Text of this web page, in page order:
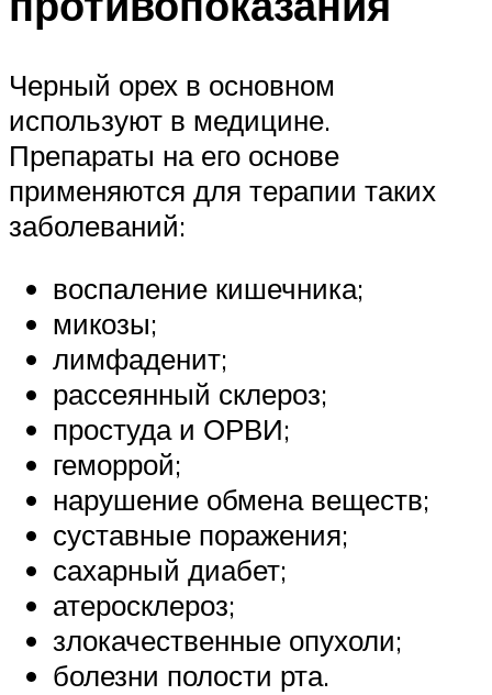
Черный орех в основном
используют в медицине.
Препараты на его основе
применяются для терапии таких
заболеваний:
воспаление кишечника;
микозы;
лимфаденит;
рассеянный склероз;
простуда и ОРВИ;
геморрой;
нарушение обмена веществ;
суставные поражения;
сахарный диабет;
атеросклероз;
злокачественные опухоли;
болезни полости рта.